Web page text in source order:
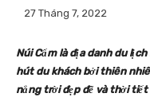
27 Tháng 7, 2022
Núi Cấm là địa danh du
hút du khách bởi thiên
nắng trời đẹp đẽ và thời